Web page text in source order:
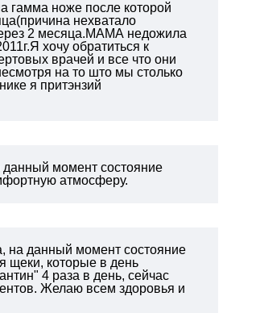
гамма ноже после которой
нехватало
2 месяца.МАМА недожила
хочу обратиться к
врачей и все что они
на то што мы столько
я притэнзий
момент состояние
атмосферу.
на данный момент состояние
щеки, которые в день
4 раза в день, сейчас
Желаю всем здоровья и